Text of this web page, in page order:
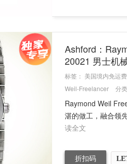
Ashford：
20021 男士机
标签： 美国境内免运费
Weil-Freelancer
分
Raymond Weil
湛的做工，融合领
读全文
折扣码